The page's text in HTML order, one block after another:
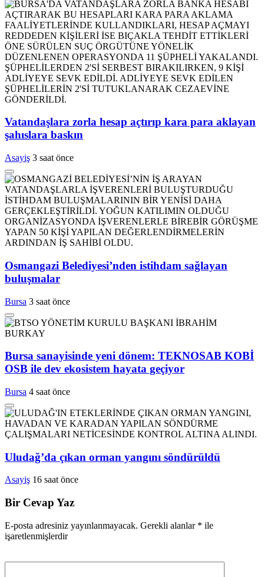
Vatandaşlara zorla hesap açtırıp kara para aklayan
şahıslara baskın
Asayiş 3 saat önce
Osmangazi Belediyesi’nden istihdam sağlayan
buluşmalar
Bursa 3 saat önce
Bursa sanayisinde yeni dönem: TEKNOSAB KOBİ
OSB ile dev ekosistem hayata geçiyor
Bursa 4 saat önce
Uludağ’da çıkan orman yangını söndürüldü
Asayiş 16 saat önce
Bir Cevap Yaz
E-posta adresiniz yayınlanmayacak. Gerekli alanlar * ile
işaretlenmişlerdir